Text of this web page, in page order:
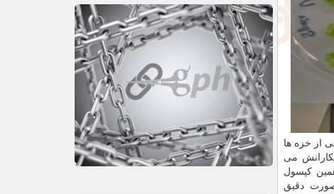
از خزه ها
می
کپسول
به صورت دقیق